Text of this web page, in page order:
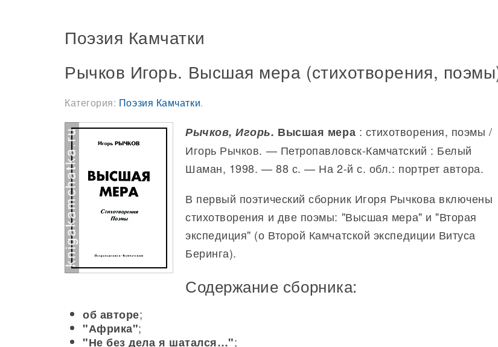
Поэзия Камчатки
Рычков Игорь. Высшая мера (стихотворения,
Категория: Поэзия Камчатки.
Рычков, Игорь. Высшая мера : стихотворения, поэмы /
Игорь Рычков. — Петропавловск-Камчатский : Белый
Шаман, 1998. — 88 с. — На 2-й с. обл.: портрет автора.
В первый поэтический сборник Игоря Рычкова включены
стихотворения и две поэмы: "Высшая мера" и "Вторая
экспедиция" (о Второй Камчатской экспедиции Витуса
Беринга).
Содержание сборника:
об авторе;
"Африка";
"Не без дела я шатался…";